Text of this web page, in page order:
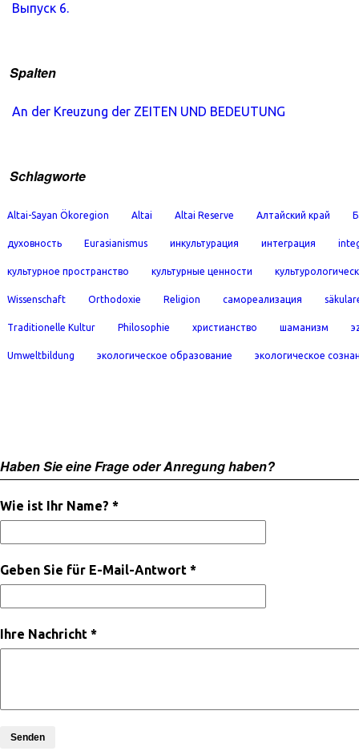
Выпуск 6.
Spalten
An der Kreuzung der ZEITEN UND BEDEUTUNG
Schlagworte
Altai-Sayan Ökoregion Altai Altai Reserve Алтайский край
духовность Eurasianismus инкультурация интеграция
культурное пространство культурные ценности
Wissenschaft Orthodoxie Religion самореализация
Traditionelle Kultur Philosophie христианство шаманизм
Umweltbildung экологическое образование экологическое
Haben Sie eine Frage oder Anregung haben?
Wie ist Ihr Name? *
Geben Sie für E-Mail-Antwort *
Ihre Nachricht *
Senden